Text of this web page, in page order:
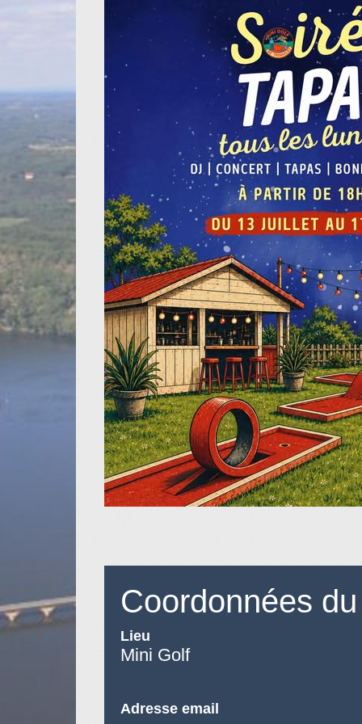
Coordonnées
Lieu
Mini Golf
Adresse email